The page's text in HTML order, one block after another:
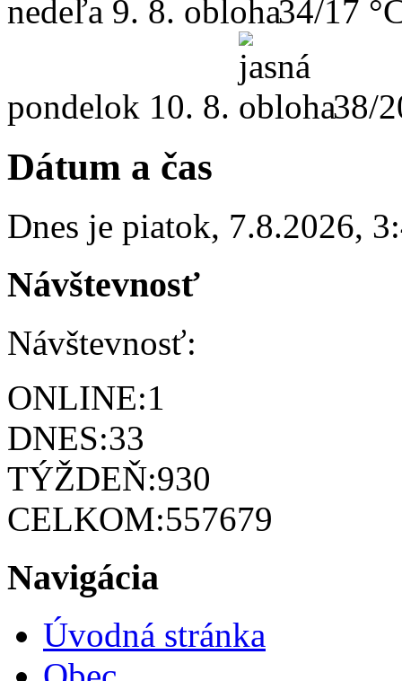
nedeľa 9. 8. 34/17
pondelok 10. 8. 38/
Dátum a čas
Dnes je piatok, 7.8.2026,
Návštevnosť
Návštevnosť:
ONLINE:1
DNES:33
TÝŽDEŇ:930
CELKOM:557679
Navigácia
Úvodná stránka